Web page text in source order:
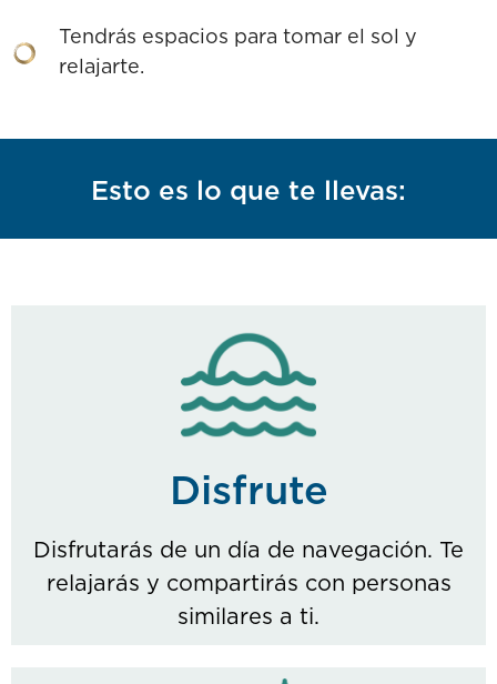
Tendrás espacios para tomar el sol y
relajarte.
Esto es lo que te llevas:
Disfrute
Disfrutarás de un día de navegación. Te
relajarás y compartirás con personas
similares a ti.